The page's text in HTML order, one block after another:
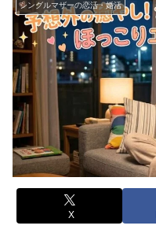
シングルマザーの恋活・婚活
X